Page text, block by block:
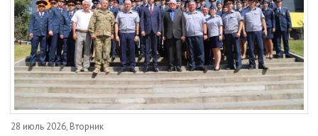
28 июль 2026, Вторник